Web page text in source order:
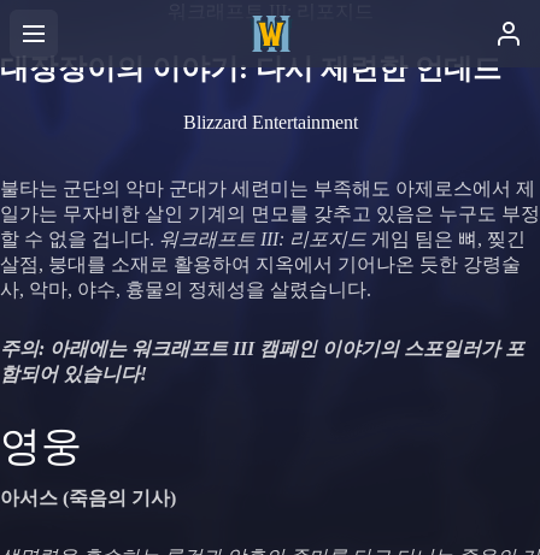
워크래프트 III: 리포지드
대장장이의 이야기: 다시 제련한 언데드
Blizzard Entertainment
불타는 군단의 악마 군대가 세련미는 부족해도 아제로스에서 제
일가는 무자비한 살인 기계의 면모를 갖추고 있음은 누구도 부정
할 수 없을 겁니다. 워크래프트 III: 리포지드 게임 팀은 뼈, 찢긴
살점, 붕대를 소재로 활용하여 지옥에서 기어나온 듯한 강령술
사, 악마, 야수, 흉물의 정체성을 살렸습니다.
주의: 아래에는 워크래프트 III 캠페인 이야기의 스포일러가 포
함되어 있습니다!
영웅
아서스 (죽음의 기사)